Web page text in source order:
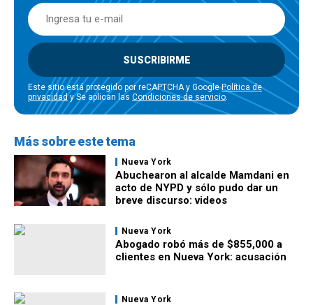
SUSCRIBIRME
Este sitio está protegido por reCAPTCHA y GooglePolítica de
privacidady Se aplican las Condiciones de servicio
Más sobre este tema
Nueva York
Abuchearon al alcalde Mamdani en
acto de NYPD y sólo pudo dar un
breve discurso: videos
Nueva York
Abogado robó más de $855,000 a
clientes en Nueva York: acusación
Nueva York